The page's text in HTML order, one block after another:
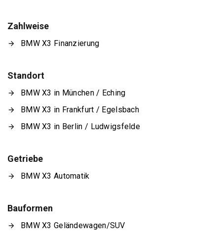
Zahlweise
BMW X3 Finanzierung
Standort
BMW X3 in München / Eching
BMW X3 in Frankfurt / Egelsbach
BMW X3 in Berlin / Ludwigsfelde
Getriebe
BMW X3 Automatik
Bauformen
BMW X3 Geländewagen/SUV